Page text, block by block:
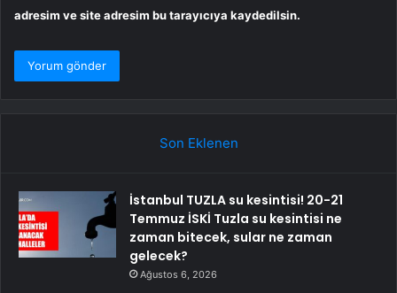
adresim ve site adresim bu tarayıcıya kaydedilsin.
Son Eklenen
İstanbul TUZLA su kesintisi! 20-21
Temmuz İSKİ Tuzla su kesintisi ne
zaman bitecek, sular ne zaman
gelecek?
Ağustos 6, 2026